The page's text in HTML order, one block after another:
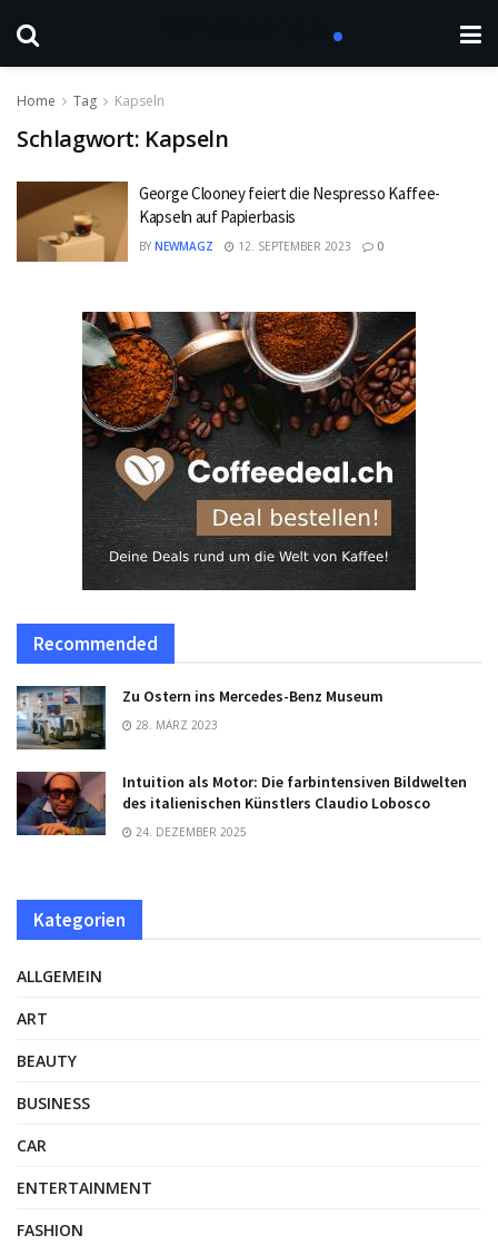
Home Tag Kapseln
Schlagwort: Kapseln
George Clooney feiert die Nespresso Kaffee-
Kapseln auf Papierbasis
BY NEWMAGZ 12. SEPTEMBER 2023 0
Recommended
Zu Ostern ins Mercedes-Benz Museum
28. MÄRZ 2023
Intuition als Motor: Die farbintensiven Bildwelten
des italienischen Künstlers Claudio Lobosco
24. DEZEMBER 2025
Kategorien
ALLGEMEIN
ART
BEAUTY
BUSINESS
CAR
ENTERTAINMENT
FASHION